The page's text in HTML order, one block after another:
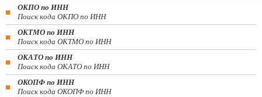
ОКПО по ИНН
Поиск кода ОКПО по ИНН
ОКТМО по ИНН
Поиск кода ОКТМО по ИНН
ОКАТО по ИНН
Поиск кода ОКАТО по ИНН
ОКОПФ по ИНН
Поиск кода ОКОПФ по ИНН